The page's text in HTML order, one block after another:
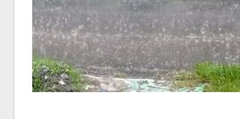
विज्ञापन
Tech